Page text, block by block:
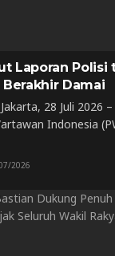
Laporan
Berakhir Damai
28 Juli 2026
Indonesia
2026